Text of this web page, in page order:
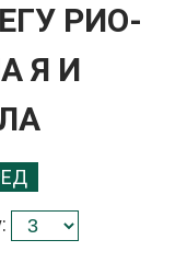
РИО-
Я И